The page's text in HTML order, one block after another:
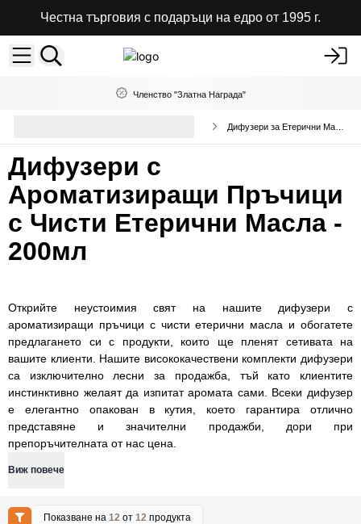
Честна търговия с подаръци на едро от 1995 г.
Членство "Златна Награда"
Дифузери с
Ароматизиращи Пръчици
с Чисти Етерични Масла -
200мл
Открийте неустоимия свят на нашите дифузери с
ароматизиращи пръчици с чисти етерични масла и обогатете
предлагането си с продукти, които ще пленят сетивата на
вашите клиенти. Нашите висококачествени комплекти дифузери
са изключително лесни за продажба, тъй като клиентите
инстинктивно желаят да изпитат аромата сами. Всеки дифузер
е елегантно опакован в кутия, което гарантира отлично
представяне и значителни продажби, дори при
препоръчителната от нас цена.
Виж повече
Показване на12 от12 продукта